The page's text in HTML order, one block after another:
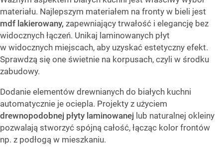
materiału. Najlepszym materiałem na fronty w bieli jest
mdf lakierowany, zapewniający trwałość i elegancję bez
widocznych łączeń. Unikaj laminowanych płyt
w widocznych miejscach, aby uzyskać estetyczny efekt.
Sprawdzą się one świetnie na korpusach, czyli w środku
zabudowy.
Dodanie elementów drewnianych do białych kuchni
automatycznie je ociepla. Projekty z użyciem
drewnopodobnej płyty laminowanej lub naturalnej okleiny
pozwalają stworzyć spójną całość, łącząc kolor frontów
np. z podłogą w mieszkaniu.